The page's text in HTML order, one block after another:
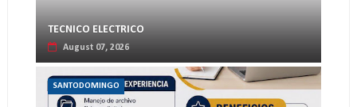
TECNICO ELECTRICO
August 07, 2026
SANTODOMINGO